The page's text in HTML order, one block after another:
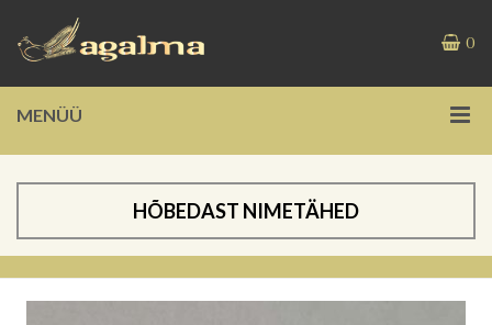
0
MENÜÜ
HÕBEDAST NIMETÄHED